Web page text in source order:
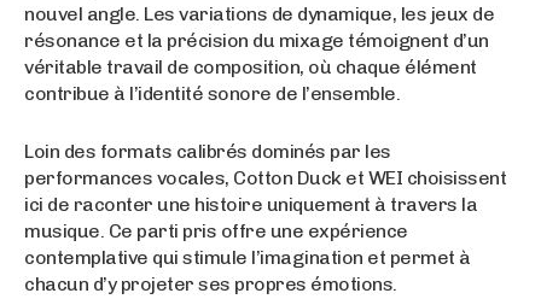
nouvel angle. Les variations de dynamique, les jeux de
résonance et la précision du mixage témoignent d’un
véritable travail de composition, où chaque élément
contribue à l’identité sonore de l’ensemble.
Loin des formats calibrés dominés par les
performances vocales, Cotton Duck et WEI choisissent
ici de raconter une histoire uniquement à travers la
musique. Ce parti pris offre une expérience
contemplative qui stimule l’imagination et permet à
chacun d’y projeter ses propres émotions.